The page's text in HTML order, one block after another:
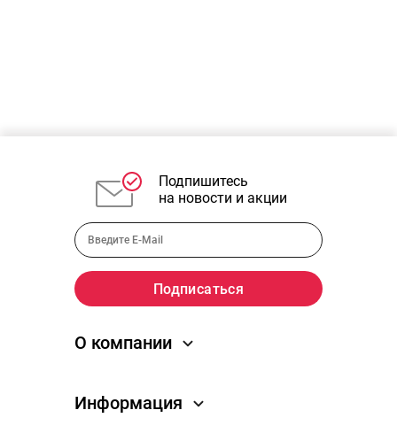
Подпишитесь
на новости и акции
О компании
Новости
Информация